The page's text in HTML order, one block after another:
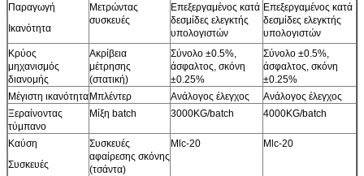
Παραγωγή
Ικανότητα
Μετρώντας
συσκευές
Επεξεργαμένος κατά
δεσμίδες ελεγκτής
υπολογιστών
Επεξεργαμένος κατά
δεσμίδες ελεγκτής
υπολογιστών
Κρύος
μηχανισμός
διανομής
Ακρίβεια
μέτρησης
(στατική)
Σύνολο ±0.5%,
άσφαλτος, σκόνη
±0.25%
Σύνολο ±0.5%,
άσφαλτος, σκόνη
±0.25%
Μέγιστη ικανότηταΜπλέντερ Ανάλογος έλεγχος
Ανάλογος έλεγχος
Ξεραίνοντας
τύμπανο
Μίξη batch 3000KG/batch 4000KG/batch
Καύση
Συσκευές
Συσκευές
αφαίρεσης σκόνης
(τσάντα)
Mlc-20 Mlc-20